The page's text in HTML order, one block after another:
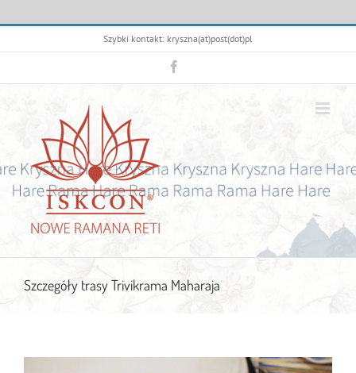
Przejdź
Szybki kontakt: kryszna(at)post(dot)pl
Szczegóły trasy Trivikrama Maharaja